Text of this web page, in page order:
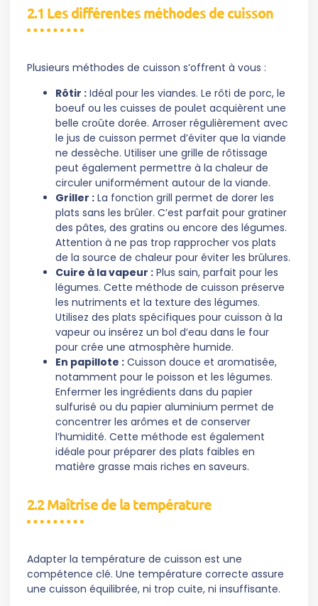
2.1 Les différentes méthodes de cuisson
Plusieurs méthodes de cuisson s’offrent à vous :
Rôtir : Idéal pour les viandes. Le rôti de porc, le
boeuf ou les cuisses de poulet acquièrent une
belle croûte dorée. Arroser régulièrement avec
le jus de cuisson permet d’éviter que la viande
ne dessèche. Utiliser une grille de rôtissage
peut également permettre à la chaleur de
circuler uniformément autour de la viande.
Griller : La fonction grill permet de dorer les
plats sans les brûler. C’est parfait pour gratiner
des pâtes, des gratins ou encore des légumes.
Attention à ne pas trop rapprocher vos plats
de la source de chaleur pour éviter les brûlures.
Cuire à la vapeur : Plus sain, parfait pour les
légumes. Cette méthode de cuisson préserve
les nutriments et la texture des légumes.
Utilisez des plats spécifiques pour cuisson à la
vapeur ou insérez un bol d’eau dans le four
pour crée une atmosphère humide.
En papillote : Cuisson douce et aromatisée,
notamment pour le poisson et les légumes.
Enfermer les ingrédients dans du papier
sulfurisé ou du papier aluminium permet de
concentrer les arômes et de conserver
l’humidité. Cette méthode est également
idéale pour préparer des plats faibles en
matière grasse mais riches en saveurs.
2.2 Maîtrise de la température
Adapter la température de cuisson est une
compétence clé. Une température correcte assure
une cuisson équilibrée, ni trop cuite, ni insuffisante.